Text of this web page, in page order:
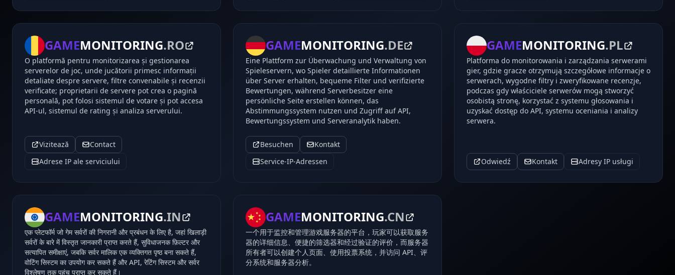
GAMEMONITORING.RO
O platformă pentru monitorizarea și gestionarea
serverelor de joc, unde jucătorii primesc informații
detaliate despre servere, filtre convenabile și recenzii
verificate; proprietarii de servere pot crea o pagină
personală, pot folosi sistemul de votare și pot accesa
API-ul, sistemul de rating și analiza serverului.
Vizitează
Contact
Adrese IP ale serviciului
GAMEMONITORING.DE
Eine Plattform zur Überwachung und Verwaltung von
Spieleservern, wo Spieler detaillierte Informationen
über Server erhalten, bequeme Filter und verifizierte
Bewertungen, während Serverbesitzer eine
persönliche Seite erstellen können, das
Abstimmungssystem nutzen und Zugriff auf API,
Bewertungssystem und Serveranalytik haben.
Besuchen
Kontakt
Service-IP-Adressen
GAMEMONITORING.PL
Platforma do monitorowania i zarządzania serwerami
gier, gdzie gracze otrzymują szczegółowe informacje o
serwerach, wygodne filtry i zweryfikowane recenzje,
podczas gdy właściciele serwerów mogą stworzyć
osobistą stronę, korzystać z systemu głosowania i
uzyskać dostęp do API, systemu oceniania i analizy
serwera.
Odwiedź Kontakt Adresy IP usługi
GAMEMONITORING.IN
एक प्लेटफॉर्म जो गेम सर्वरों की निगरानी और प्रबंधन के लिए है, जहां खिलाड़ी
सर्वरों के बारे में विस्तृत जानकारी प्राप्त करते हैं, सुविधाजनक फ़िल्टर और
सत्यापित समीक्षाएं, जबकि सर्वर मालिक एक व्यक्तिगत पृष्ठ बना सकते हैं,
वोटिंग सिस्टम का उपयोग कर सकते हैं और API, रेटिंग सिस्टम और सर्वर
विश्लेषण तक पहुंच प्राप्त कर सकते हैं।
GAMEMONITORING.CN
一个用于监控和管理游戏服务器的平台，玩家可以获取服务
器的详细信息、便捷的筛选器和经过验证的评价，而服务器
所有者可以创建个人页面、使用投票系统，并访问 API、评
分系统和服务器分析。